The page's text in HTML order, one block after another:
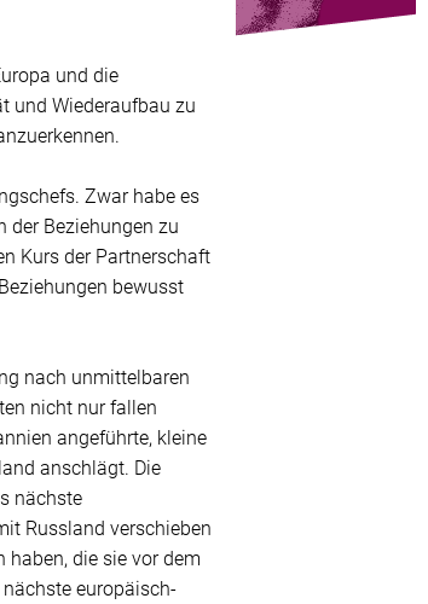
und die
und Wiederaufbau zu
Zwar habe es
der Beziehungen zu
Kurs der Partnerschaft
bewusst
nach unmittelbaren
nicht nur fallen
angeführte, kleine
anschlägt. Die
nächste
Russland verschieben
die sie vor dem
europäisch-